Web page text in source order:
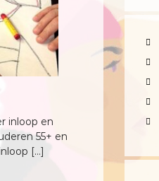
inloop en
55+ en
[…]